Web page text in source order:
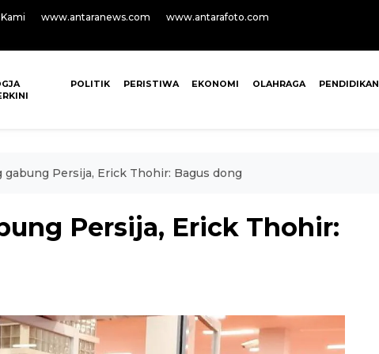
www.antaranews.com
www.antarafoto.com
POLITIK PERISTIWA EKONOMI OLAHRAGA PENDIDIKAN
gabung Persija, Erick Thohir: Bagus dong
Persija, Erick Thohir: